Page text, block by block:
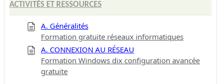
ACTIVITÉS ET RESSOURCES
A. Généralités
Formation gratuite réseaux informatiques
A. CONNEXION AU RÉSEAU
Formation Windows dix configuration avancée
gratuite